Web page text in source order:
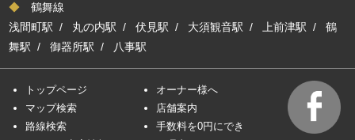
◆ 鶴舞線
浅間町駅 / 丸の内駅 /伏見駅 / 大須観音駅 /上前津駅 /鶴
舞駅 /御器所駅 / 八事駅
トップページ
マップ検索
路線検索
オーナー様へ
店舗案内
手数料を0円にでき